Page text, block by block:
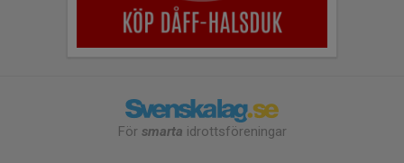
För smarta idrottsföreningar